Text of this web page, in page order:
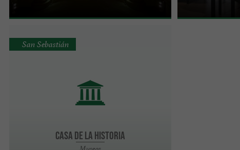
Casa de la Historia
San Sebastián